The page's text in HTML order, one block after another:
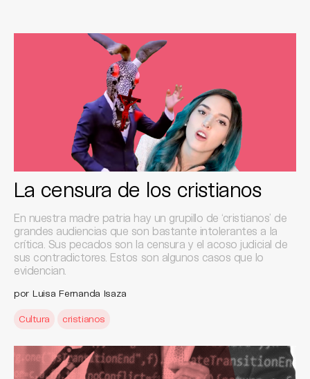
La censura de los cristianos
En nuestra madre patria hay un grupillo de ‘cristianos’ de
grandes audiencias que son bastante intolerantes a la
crítica. Sus pecados son la censura y el acoso judicial de
sus contradictores. Estos son algunos casos que lo
evidencian.
por Luisa Fernanda Isaza
Cultura cristianos